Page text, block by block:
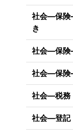
社会―保険
き
社会―保険
社会―保険
社会―税務
社会―登記